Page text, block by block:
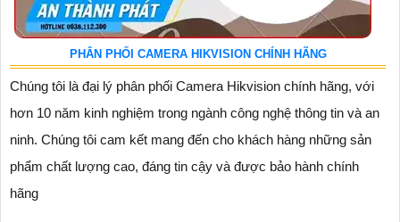
PHÂN PHỐI CAMERA HIKVISION CHÍNH HÃNG
Chúng tôi là đại lý phân phối Camera Hikvision chính hãng, với
hơn 10 năm kinh nghiệm trong ngành công nghệ thông tin và an
ninh. Chúng tôi cam kết mang đến cho khách hàng những sản
phẩm chất lượng cao, đáng tin cậy và được bảo hành chính
hãng